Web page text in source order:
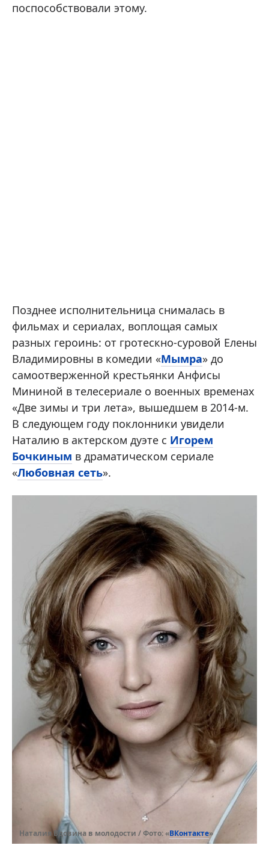
поспособствовали этому.
Позднее исполнительница снималась в
фильмах и сериалах, воплощая самых
разных героинь: от гротескно-суровой Елены
Владимировны в комедии «Мымра» до
самоотверженной крестьянки Анфисы
Мининой в телесериале о военных временах
«Две зимы и три лета», вышедшем в 2014-м.
В следующем году поклонники увидели
Наталию в актерском дуэте с Игорем
Бочкиным в драматическом сериале
«Любовная сеть».
Наталия Вдовина в молодости / Фото: «ВКонтакте»